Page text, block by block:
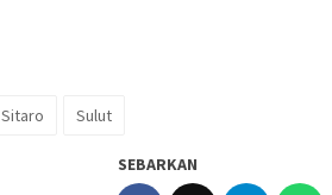
Sitaro Sulut
SEBARKAN